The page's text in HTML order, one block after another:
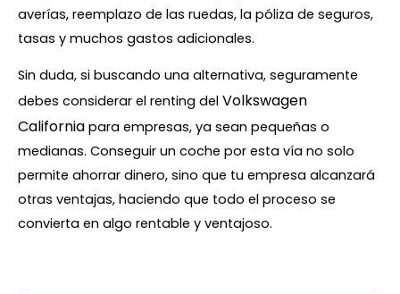
averías, reemplazo de las ruedas, la póliza de seguros,
tasas y muchos gastos adicionales.
Sin duda, si buscando una alternativa, seguramente
debes considerar el renting del Volkswagen
California para empresas, ya sean pequeñas o
medianas. Conseguir un coche por esta vía no solo
permite ahorrar dinero, sino que tu empresa alcanzará
otras ventajas, haciendo que todo el proceso se
convierta en algo rentable y ventajoso.